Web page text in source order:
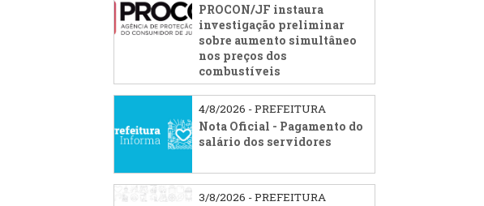
PROCON/JF instaura
investigação preliminar
sobre aumento simultâneo
nos preços dos
combustíveis
4/8/2026 - PREFEITURA
Nota Oficial - Pagamento do
salário dos servidores
3/8/2026 - PREFEITURA